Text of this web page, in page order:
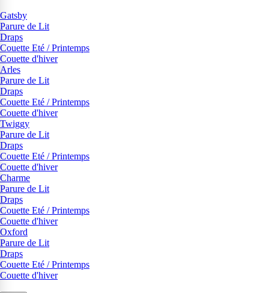
Gatsby
Parure de Lit
Draps
Couette Eté / Printemps
Couette d'hiver
Arles
Parure de Lit
Draps
Couette Eté / Printemps
Couette d'hiver
Twiggy
Parure de Lit
Draps
Couette Eté / Printemps
Couette d'hiver
Charme
Parure de Lit
Draps
Couette Eté / Printemps
Couette d'hiver
Oxford
Parure de Lit
Draps
Couette Eté / Printemps
Couette d'hiver